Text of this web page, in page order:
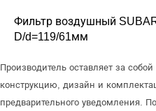
Фильтр воздушный
D/d=119/61мм
Производитель оставляет за
конструкцию, дизайн и
предварительного уведомления.